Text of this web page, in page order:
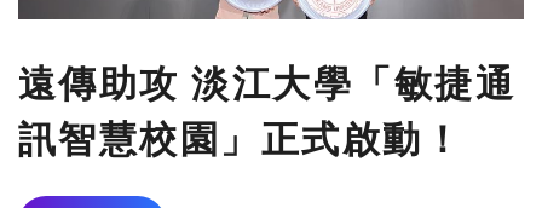
遠傳助攻 淡江大學「敏捷通
訊智慧校園」正式啟動！